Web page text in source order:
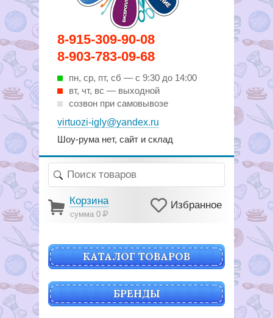
8-915-309-90-08
8-903-783-09-68
пн, ср, пт, cб — с 9:30 до 14:00
вт, чт, вс — выходной
созвон при самовывозе
virtuozi-igly@yandex.ru
Шоу-рума нет, сайт и склад
Вирутозы иглы. Товары для
шитья и рукоделья
Корзина
сумма 0Р
Избранное
КАТАЛОГ ТОВАРОВ
БРЕНДЫ